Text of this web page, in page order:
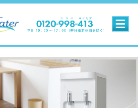
申込みはこちら
ページログイン